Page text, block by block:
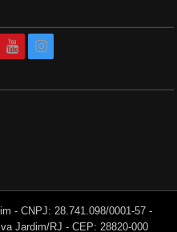
- CNPJ: 28.741.098/0001-57 -
Jardim/RJ - CEP: 28820-000